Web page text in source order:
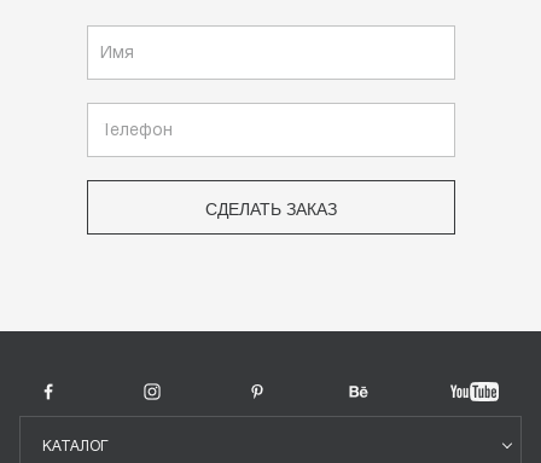
СДЕЛАТЬ ЗАКАЗ
КАТАЛОГ